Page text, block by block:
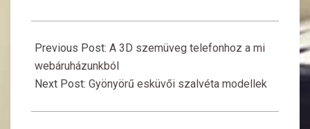
10-
29
Previous Post: A 3D szemüveg telefonhoz a mi
webáruházunkból
Next Post: Gyönyörű esküvői szalvéta modellek